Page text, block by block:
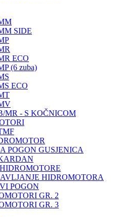
SIDE
ECO
(6 zuba)
ECO
MR - S KOČNICOM
POGON GUSJENICA
HIDROMOTORA
POGON
GR. 2
GR. 3